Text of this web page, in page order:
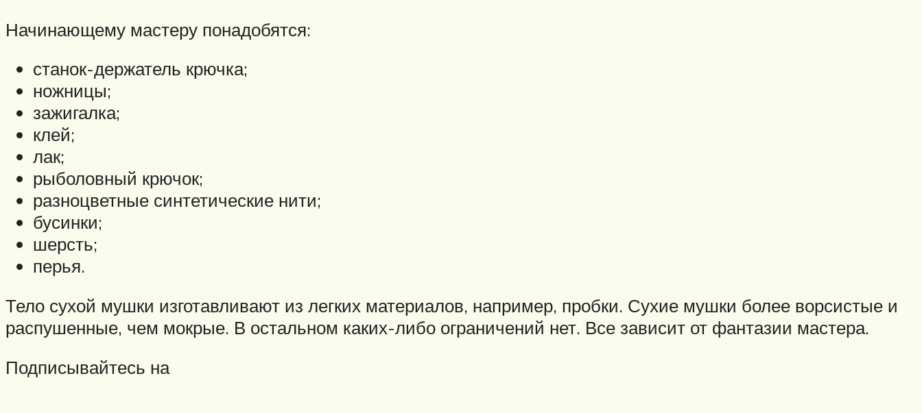
Начинающему мастеру понадобятся:
станок-держатель крючка;
ножницы;
зажигалка;
клей;
лак;
рыболовный крючок;
разноцветные синтетические нити;
бусинки;
шерсть;
перья.
Тело сухой мушки изготавливают из легких материалов, например, пробки. Сухие мушки более ворсистые и
распушенные, чем мокрые. В остальном каких-либо ограничений нет. Все зависит от фантазии мастера.
Подписывайтесь на